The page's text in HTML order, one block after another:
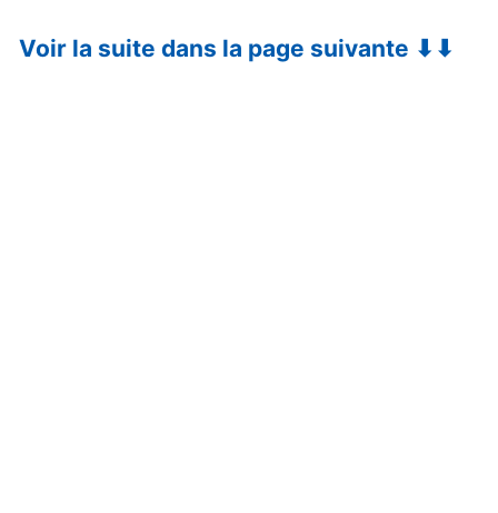
Voir la suite dans la page suivante ⬇⬇